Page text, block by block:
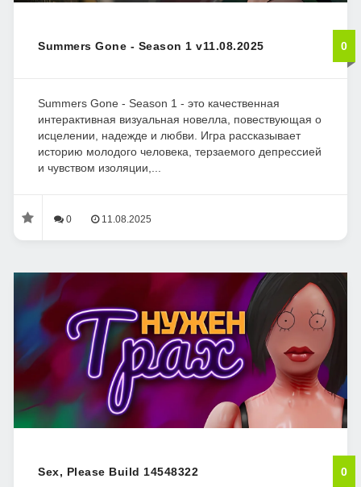
Summers Gone - Season 1 v11.08.2025 0
Summers Gone - Season 1 - это качественная
интерактивная визуальная новелла, повествующая о
исцелении, надежде и любви. Игра рассказывает
историю молодого человека, терзаемого депрессией
и чувством изоляции,...
0 11.08.2025
Sex, Please Build 14548322 0